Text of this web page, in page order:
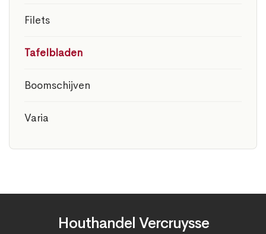
Filets
Tafelbladen
Boomschijven
Varia
Houthandel Vercruysse